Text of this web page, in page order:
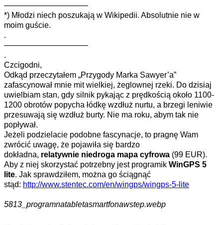
——————————–
*) Młodzi niech poszukają w Wikipedii. Absolutnie nie w
moim guście.
.
——————————–
.
Czcigodni,
Odkąd przeczytałem „Przygody Marka Sawyer’a”
zafascynował mnie mit wielkiej, żeglownej rzeki. Do dzisiaj
uwielbiam stan, gdy silnik pykając z prędkością około 1100-
1200 obrotów popycha łódkę wzdłuż nurtu, a brzegi leniwie
przesuwają się wzdłuż burty. Nie ma roku, abym tak nie
popływał.
Jeżeli podzielacie podobne fascynacje, to pragnę Wam
zwrócić uwagę, że pojawiła się bardzo
dokładna, relatywnie niedroga mapa cyfrowa (99 EUR).
Aby z niej skorzystać potrzebny jest programik WinGPS 5
lite. Jak sprawdziłem, można go ściągnąć
stąd: http://www.stentec.com/en/wingps/wingps-5-lite
5813_programnatabletasmartfonawstep.webp